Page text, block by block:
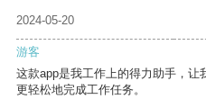
2024-05-20
游客
这款app是我工作上的得力助手，让
更轻松地完成工作任务。